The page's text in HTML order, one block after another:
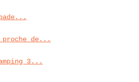
proche de...
3...